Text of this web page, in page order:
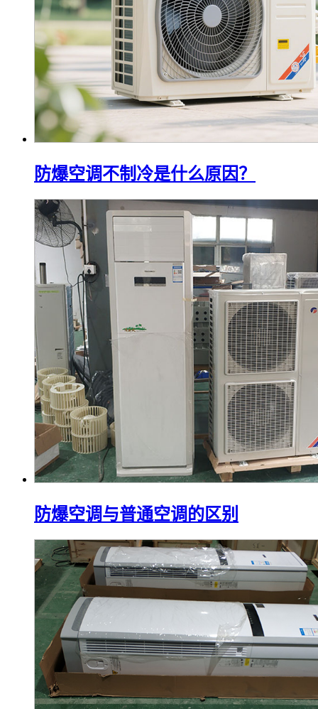
防爆空调不制冷是什么原因？
防爆空调与普通空调的区别